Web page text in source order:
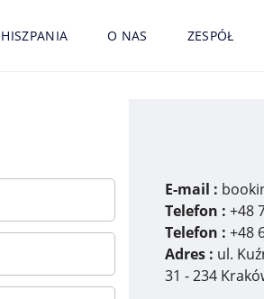
HISZPANIA O NAS ZESPÓŁ
E-mail :
Telefon : +48
Telefon : +48
Adres : ul.
31 - 234